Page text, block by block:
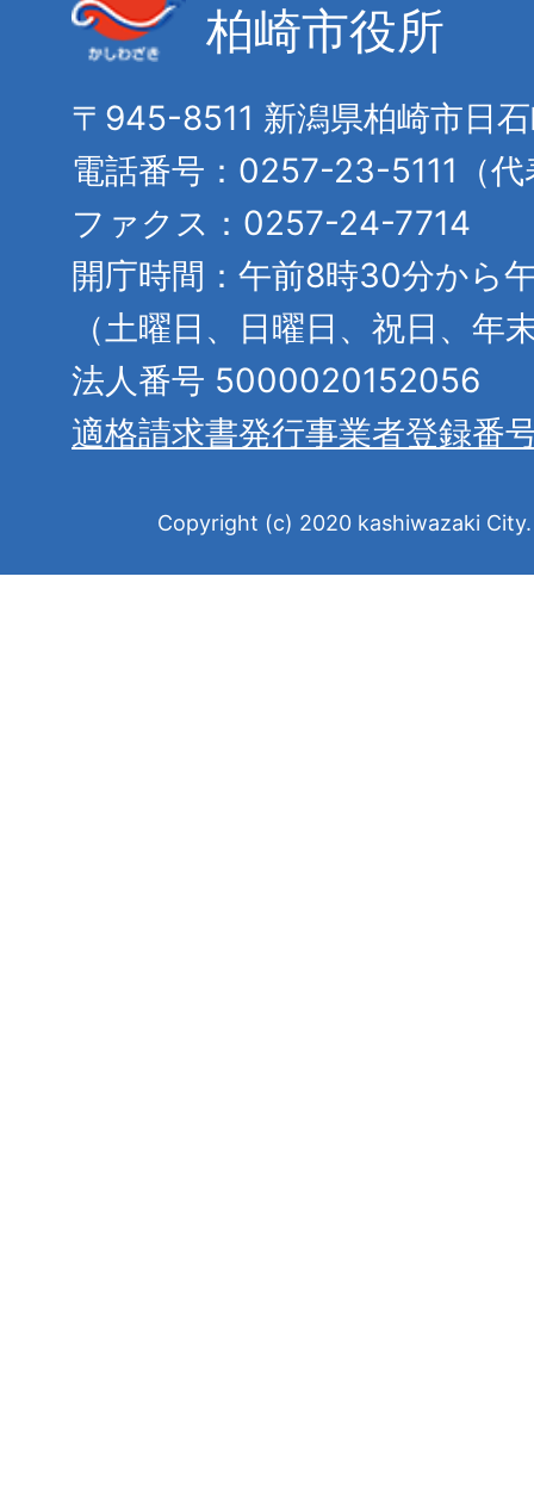
柏崎市役所
〒945-8511 新潟県柏崎市日
電話番号：0257-23-5111（代
ファクス：0257-24-7714
開庁時間：午前8時30分から
（土曜日、日曜日、祝日、年
法人番号 5000020152056
適格請求書発行事業者登録番
Copyright (c) 2020 kashiwazaki